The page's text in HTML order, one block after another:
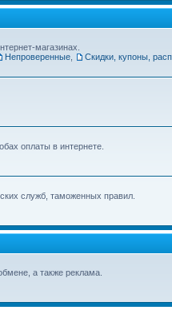
магазинах.
Непроверенные Скидки, купоны,
оплаты в интернете.
служб, таможенных правил.
а также реклама.